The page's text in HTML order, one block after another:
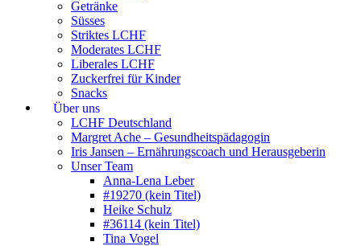
Getränke
Süsses
Striktes LCHF
Moderates LCHF
Liberales LCHF
Zuckerfrei für Kinder
Snacks
Über uns
LCHF Deutschland
Margret Ache – Gesundheitspädagogin
Iris Jansen – Ernährungscoach und Herausgeberin
Unser Team
Anna-Lena Leber
#19270 (kein Titel)
Heike Schulz
#36114 (kein Titel)
Tina Vogel